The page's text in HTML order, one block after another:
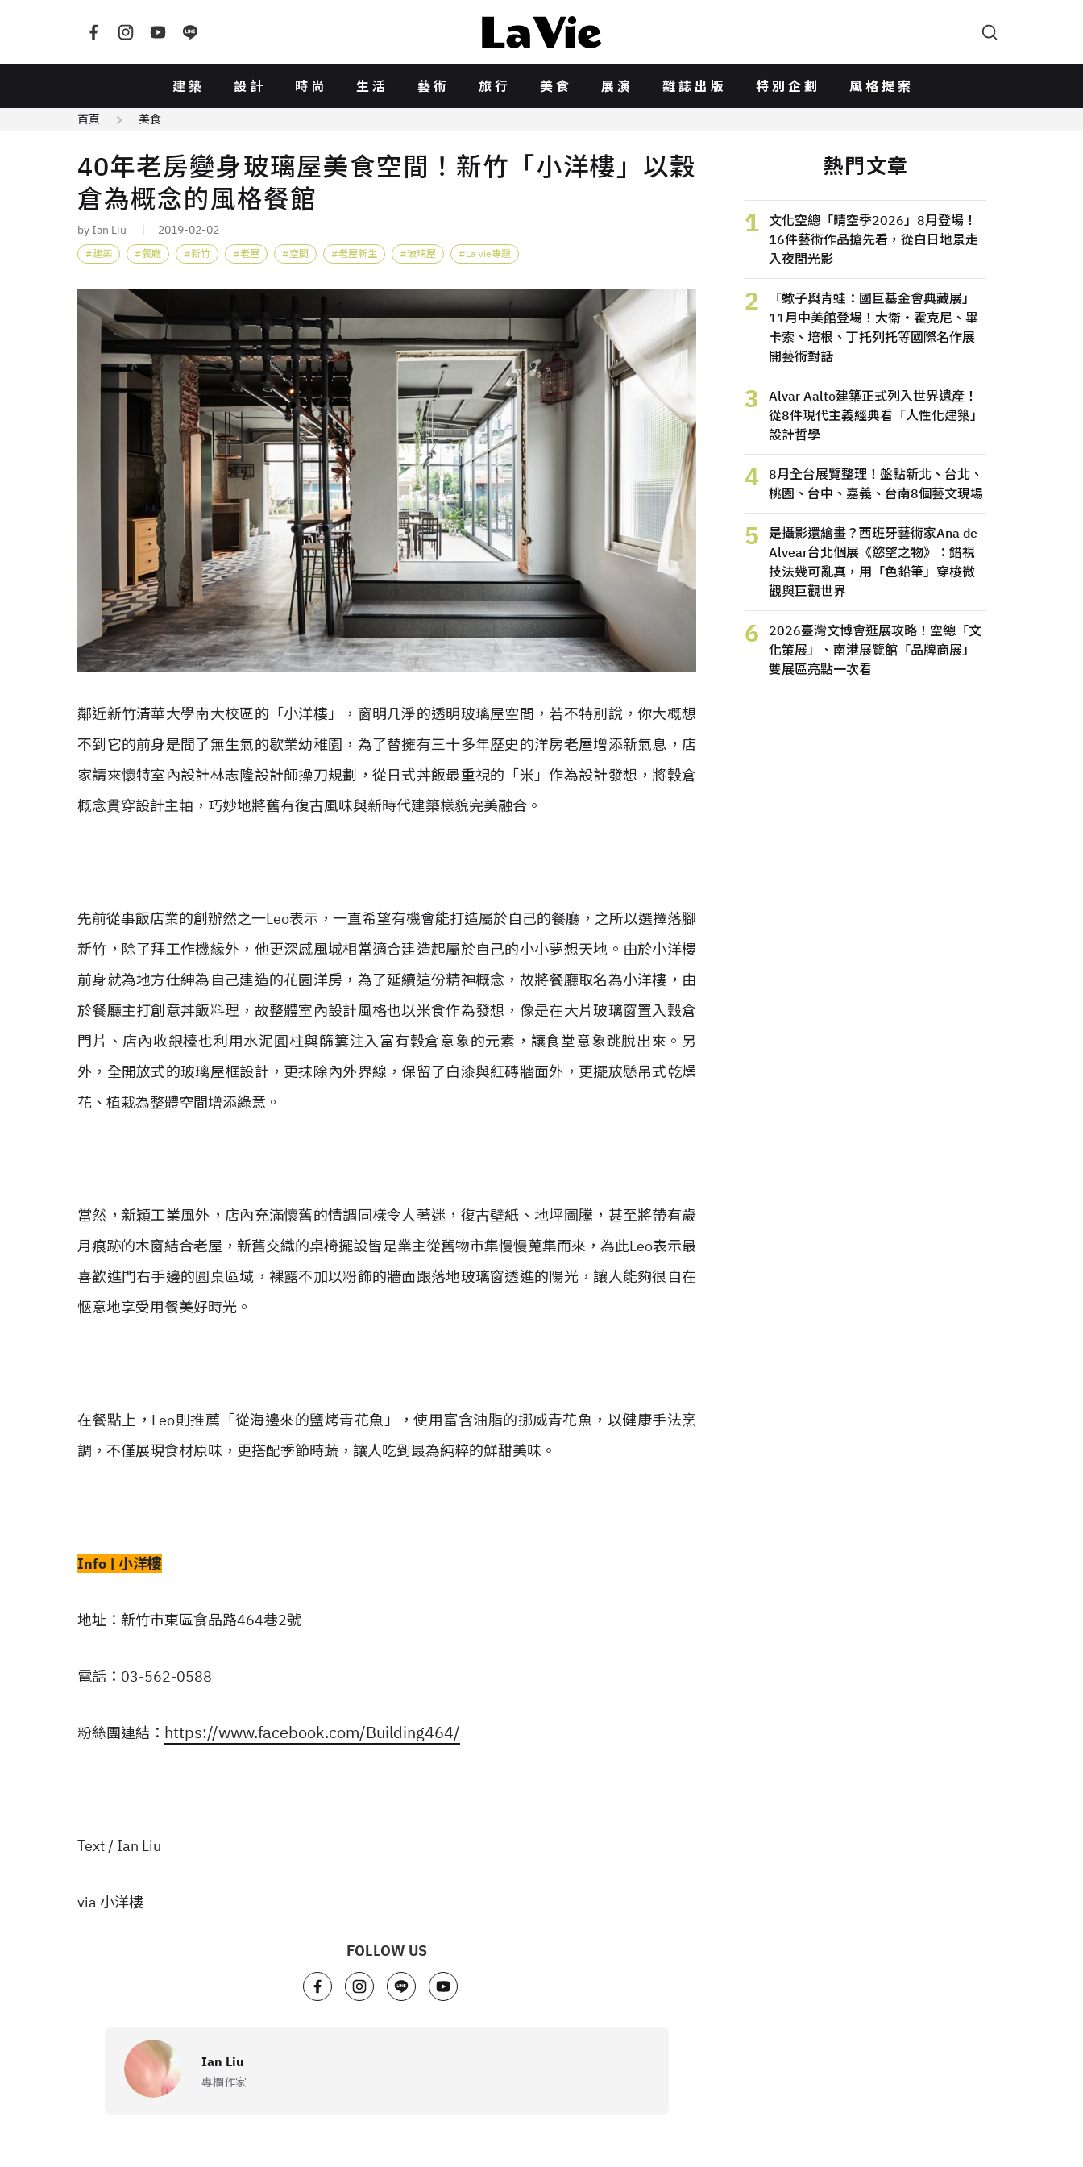
建築 設計 時尚 生活 藝術 旅行 美食 展演 雜誌出版 特別企劃 風格提案
首頁 美食
40年老房變身玻璃屋美食空間！新竹「小洋樓」以穀
倉為概念的風格餐館
by Ian Liu 2019-02-02
建築 餐廳 新竹 老屋 空間 老屋新生 玻璃屋 La Vie專題
鄰近新竹清華大學南大校區的「小洋樓」，窗明几淨的透明玻璃屋空間，若不特別說，你大概想
不到它的前身是間了無生氣的歇業幼稚園，為了替擁有三十多年歷史的洋房老屋增添新氣息，店
家請來懷特室內設計林志隆設計師操刀規劃，從日式丼飯最重視的「米」作為設計發想，將穀倉
概念貫穿設計主軸，巧妙地將舊有復古風味與新時代建築樣貌完美融合。
先前從事飯店業的創辦然之一Leo表示，一直希望有機會能打造屬於自己的餐廳，之所以選擇落腳
新竹，除了拜工作機緣外，他更深感風城相當適合建造起屬於自己的小小夢想天地。由於小洋樓
前身就為地方仕紳為自己建造的花園洋房，為了延續這份精神概念，故將餐廳取名為小洋樓，由
於餐廳主打創意丼飯料理，故整體室內設計風格也以米食作為發想，像是在大片玻璃窗置入穀倉
門片、店內收銀檯也利用水泥圓柱與篩簍注入富有穀倉意象的元素，讓食堂意象跳脫出來。另
外，全開放式的玻璃屋框設計，更抹除內外界線，保留了白漆與紅磚牆面外，更擺放懸吊式乾燥
花、植栽為整體空間增添綠意。
當然，新穎工業風外，店內充滿懷舊的情調同樣令人著迷，復古壁紙、地坪圖騰，甚至將帶有歲
月痕跡的木窗結合老屋，新舊交織的桌椅擺設皆是業主從舊物市集慢慢蒐集而來，為此Leo表示最
喜歡進門右手邊的圓桌區域，裸露不加以粉飾的牆面跟落地玻璃窗透進的陽光，讓人能夠很自在
愜意地享受用餐美好時光。
在餐點上，Leo則推薦「從海邊來的鹽烤青花魚」，使用富含油脂的挪威青花魚，以健康手法烹
調，不僅展現食材原味，更搭配季節時蔬，讓人吃到最為純粹的鮮甜美味。
Info | 小洋樓
地址：新竹市東區食品路464巷2號
電話：03-562-0588
粉絲團連結： https://www.facebook.com/Building464/
Text / Ian Liu
via 小洋樓
FOLLOW US
Ian Liu
專欄作家
熱門文章
1
文化空總「晴空季2026」8月登場！
16件藝術作品搶先看，從白日地景走
入夜間光影
2
「蠍子與青蛙：國巨基金會典藏展」
11月中美館登場！大衛・霍克尼、畢
卡索、培根、丁托列托等國際名作展
開藝術對話
3
Alvar Aalto建築正式列入世界遺產！
從8件現代主義經典看「人性化建築」
設計哲學
4
8月全台展覽整理！盤點新北、台北、
桃園、台中、嘉義、台南8個藝文現場
5
是攝影還繪畫？西班牙藝術家Ana de
Alvear台北個展《慾望之物》：錯視
技法幾可亂真，用「色鉛筆」穿梭微
觀與巨觀世界
6
2026臺灣文博會逛展攻略！空總「文
化策展」、南港展覽館「品牌商展」
雙展區亮點一次看